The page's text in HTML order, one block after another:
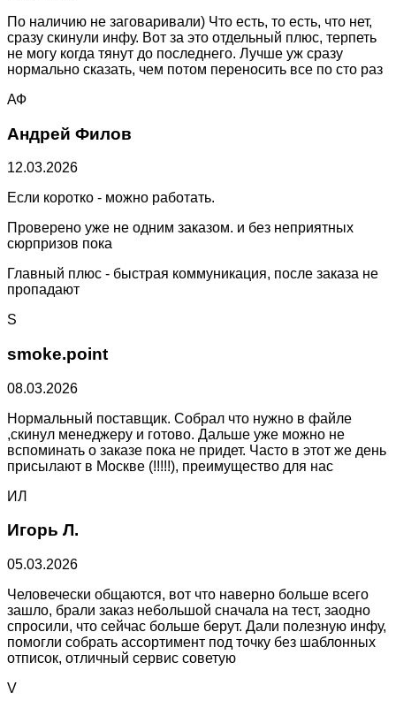
По наличию не заговаривали) Что есть, то есть, что нет,
сразу скинули инфу. Вот за это отдельный плюс, терпеть
не могу когда тянут до последнего. Лучше уж сразу
нормально сказать, чем потом переносить все по сто раз
АФ
Андрей Филов
12.03.2026
Если коротко - можно работать.
Проверено уже не одним заказом. и без неприятных
сюрпризов пока
Главный плюс - быстрая коммуникация, после заказа не
пропадают
S
smoke.point
08.03.2026
Нормальный поставщик. Собрал что нужно в файле
,скинул менеджеру и готово. Дальше уже можно не
вспоминать о заказе пока не придет. Часто в этот же день
присылают в Москве (!!!!!), преимущество для нас
ИЛ
Игорь Л.
05.03.2026
Человечески общаются, вот что наверно больше всего
зашло, брали заказ небольшой сначала на тест, заодно
спросили, что сейчас больше берут. Дали полезную инфу,
помогли собрать ассортимент под точку без шаблонных
отписок, отличный сервис советую
V